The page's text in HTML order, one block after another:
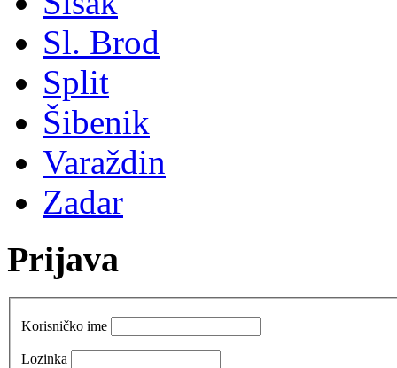
Sl. Brod
Split
Šibenik
Varaždin
Zadar
Prijava
Korisničko ime
Lozinka